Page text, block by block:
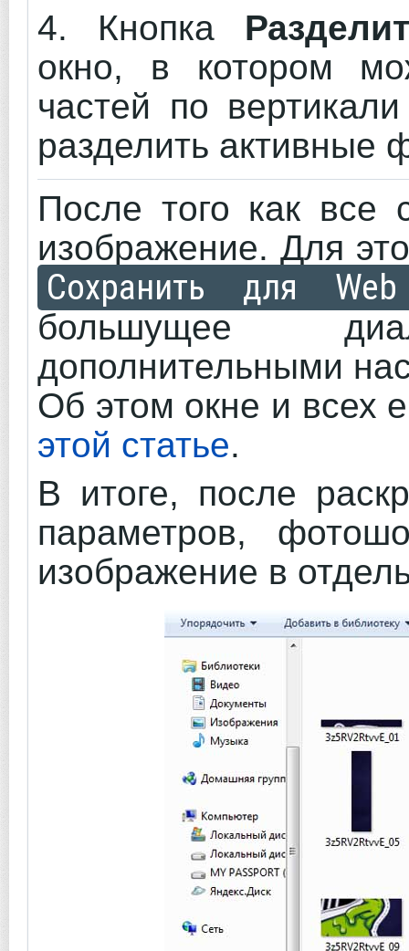
4. Кнопка
окно, в котором
частей по
разделить активные
После того как все
изображение. Для
Сохранить для
большущее
дополнительными
Об этом окне и всех
этой статье.
В итоге, после
параметров,
изображение в